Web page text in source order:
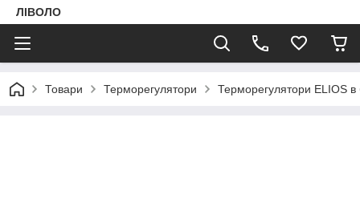
ЛІВОЛО
Товари Терморегулятори Терморегулятори ELIOS в